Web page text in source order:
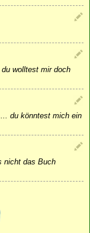
du wolltest mir doch
... du könntest mich ein
nicht das Buch